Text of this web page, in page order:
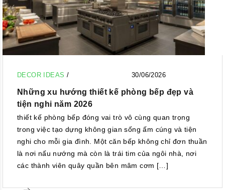
DECOR IDEAS / 30/06/2026
Những xu hướng thiết kế phòng bếp đẹp và
tiện nghi năm 2026
thiết kế phòng bếp đóng vai trò vô cùng quan trọng
trong việc tạo dựng không gian sống ấm cúng và tiện
nghi cho mỗi gia đình. Một căn bếp không chỉ đơn thuần
là nơi nấu nướng mà còn là trái tim của ngôi nhà, nơi
các thành viên quây quần bên mâm cơm […]